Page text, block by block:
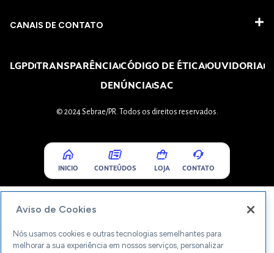
CANAIS DE CONTATO
LGPDTRANSPARÊNCIACÓDIGO DE ÉTICAOUVIDORIA
DENÚNCIASAC
© 2024 Sebrae/PR. Todos os direitos reservados.
INICIO CONTEÚDOS LOJA CONTATO
Aviso de Cookies
Nós usamos cookies e outras tecnologias semelhantes para
melhorar a sua experiência em nossos serviços, personalizar